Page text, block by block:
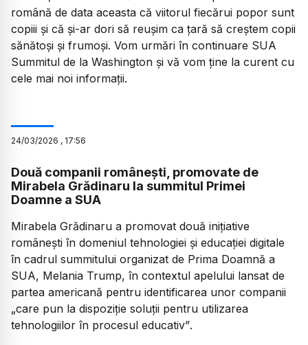
română de data aceasta că viitorul fiecărui popor sunt
copiii și că și-ar dori să reușim ca țară să creștem copii
sănătoși și frumoși. Vom urmări în continuare SUA
Summitul de la Washington și vă vom ține la curent cu
cele mai noi informații.
24/03/2026 , 17:56
Două companii românești, promovate de
Mirabela Grădinaru la summitul Primei
Doamne a SUA
Mirabela Grădinaru a promovat două inițiative
românești în domeniul tehnologiei și educației digitale
în cadrul summitului organizat de Prima Doamnă a
SUA, Melania Trump, în contextul apelului lansat de
partea americană pentru identificarea unor companii
„care pun la dispoziție soluții pentru utilizarea
tehnologiilor în procesul educativ”.